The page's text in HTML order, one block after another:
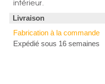
intérieur.
Livraison
Fabrication à la commande
Expédié sous 16 semaines